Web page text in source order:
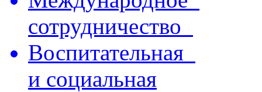
сотрудничество
Воспитательная
и социальная